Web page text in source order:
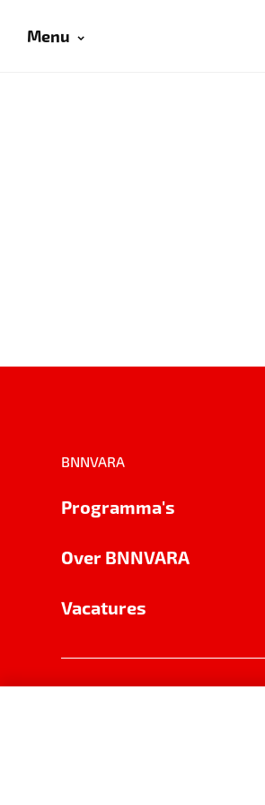
Menu
BNNVARA
Programma's
Over BNNVARA
Vacatures
Cookie-